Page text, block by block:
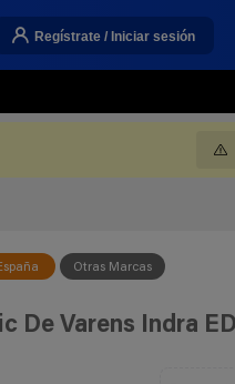
Regístrate / Iniciar sesión
Otras Marcas
De Varens Indra